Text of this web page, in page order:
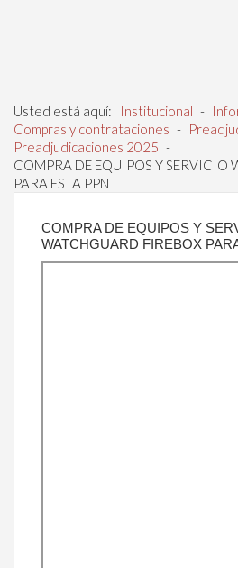
Usted está aquí: Institucional -
Compras y contrataciones -
Preadjudicaciones 2025 -
COMPRA DE EQUIPOS Y SERVICIO
PARA ESTA PPN
COMPRA DE EQUIPOS Y
WATCHGUARD FIREBOX